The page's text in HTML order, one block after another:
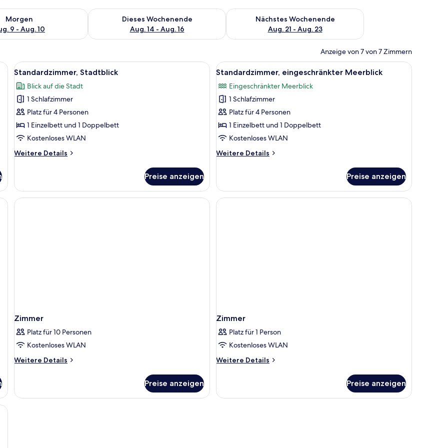
Aug. 9.
Morgen
9 - Aug. 10
für morgen, Aug. 9 - Aug. 10.
Dieses Wochenende
Aug. 14 - Aug. 16
Überprüfe die Verfügbarkeit für dieses Wochenende, Aug. 14 - Aug. 16.
Nächstes Wochenende
Aug. 21 - Aug. 23
Überprüfe die Verfügbarkeit für nächstes Wochenende, Aug.
Anzeige von 7 von 7 Zimmern
einem Balkon und Meerblick.
Alle
Fotos
für
Standardzimmer,
Stadtblick
anzeigen
Ein Hotelzimmer mit zwei Betten, einem Balkon und Meerblick.
6
Standardzimmer, Stadtblick
Blick auf die Stadt
1 Schlafzimmer
Platz für 4 Personen
1 Einzelbett und 1 Doppelbett
Kostenloses WLAN
Weitere Details
Weitere
Stadtblick
Preise anzeigen
Alle
Fotos
für
Standardzimmer,
eingeschränkter
Meerblick
anzeigen
Ein Hotelzimmer mit zwei Betten, einem
6
Standardzimmer, eingeschränkter Meerblick
Eingeschränkter Meerblick
1 Schlafzimmer
Platz für 4 Personen
1 Einzelbett und 1 Doppelbett
Kostenloses WLAN
Weitere Details
Weitere
eingeschränkter
Meerblick
Preise anzeigen
einem Balkon und Meerblick.
Zimmer
Platz für 10 Personen
Kostenloses WLAN
Weitere Details
Weitere
Preise anzeigen
Zimmer
Platz für 1 Person
Kostenloses WLAN
Weitere Details
Weitere
Preise anzeigen